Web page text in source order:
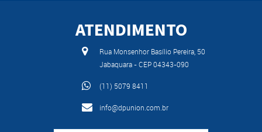
ATENDIMENTO
Rua Monsenhor Basílio Pereira, 50
Jabaquara - CEP 04343-090
(11) 5079 8411
info@dpunion.com.br